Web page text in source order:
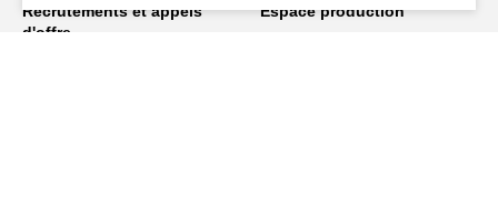
Recrutements et appels
d'offre
Espace production